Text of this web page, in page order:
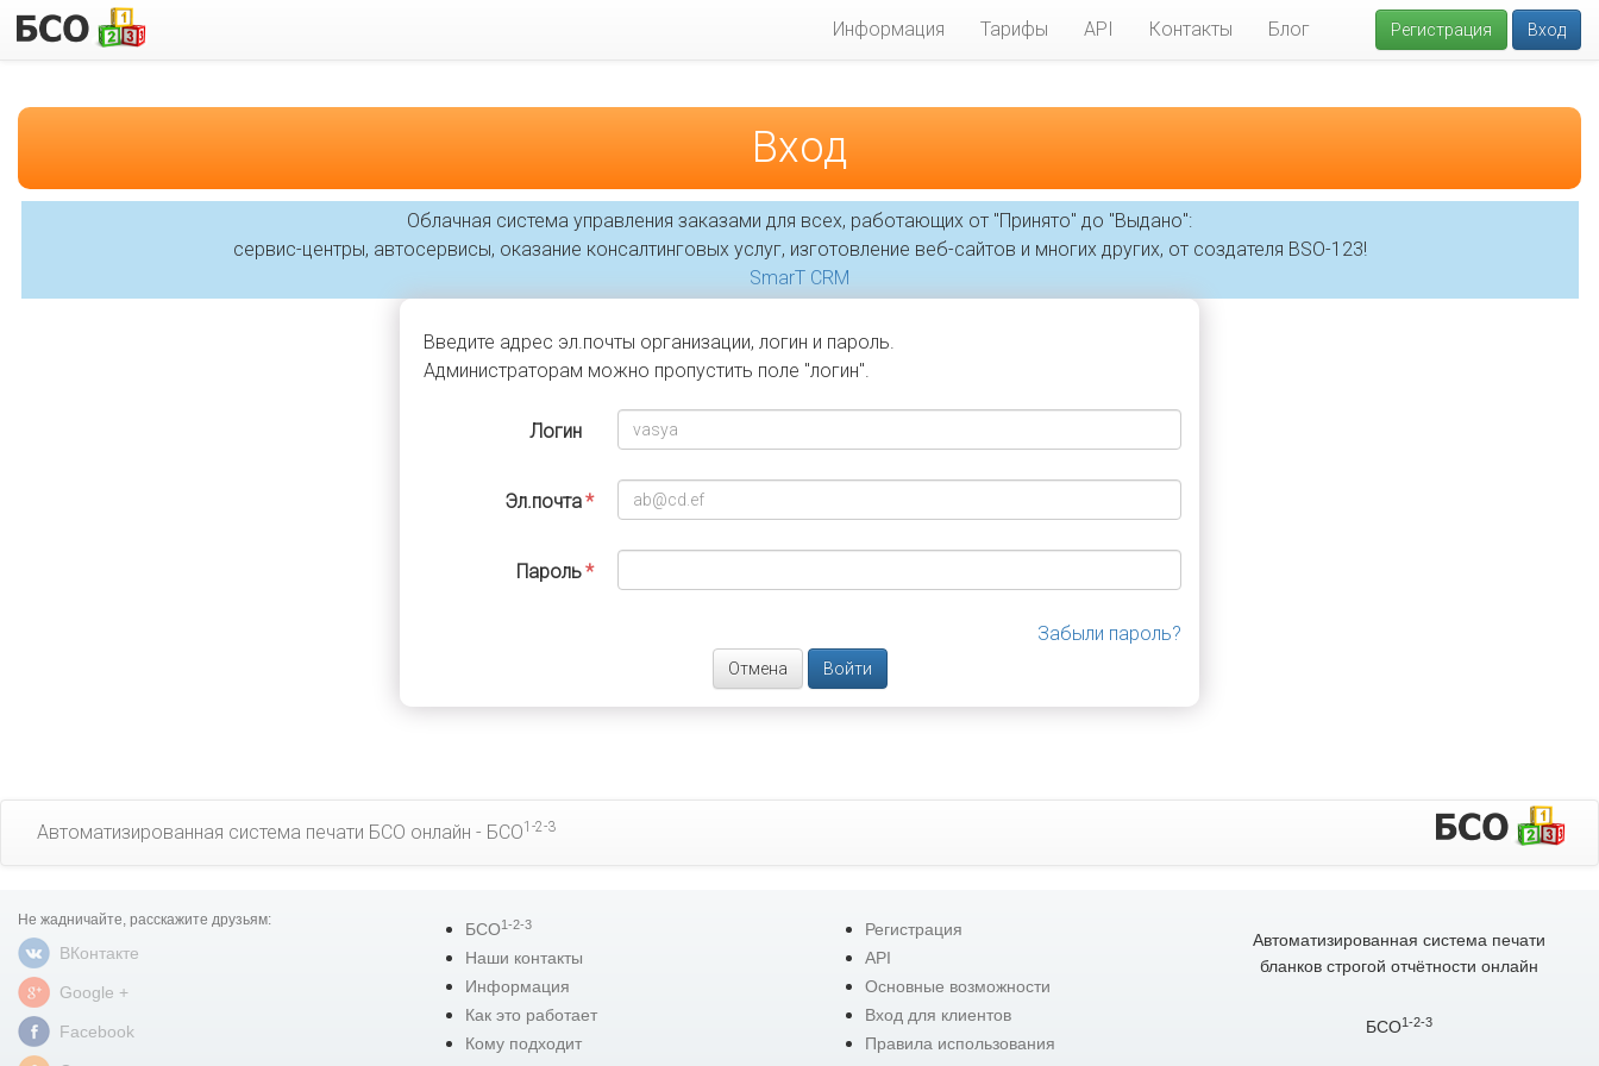
Информация Тарифы API Контакты Блог Регистрация Вход
Вход
Облачная система управления заказами для всех, работающих от "Принято" до "Выдано":
сервис-центры, автосервисы, оказание консалтинговых услуг, изготовление веб-сайтов и многих других, от создателя BSO-123!
SmarT CRM
Введите адрес эл.почты организации, логин и пароль.
Администраторам можно пропустить поле "логин".
Логин
Эл.почта
Пароль
Забыли пароль?
Отмена
Автоматизированная система печати БСО онлайн - БСО1-2-3
Не жадничайте, расскажите друзьям:
ВКонтакте
Google +
Facebook
БСО1-2-3
Наши контакты
Информация
Как это работает
Кому подходит
Регистрация
API
Основные возможности
Вход для клиентов
Правила использования
Автоматизированная система печати
бланков строгой отчётности онлайн
БСО1-2-3